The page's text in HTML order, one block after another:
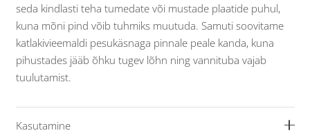
seda kindlasti teha tumedate või mustade plaatide puhul,
kuna mõni pind võib tuhmiks muutuda. Samuti soovitame
katlakivieemaldi pesukäsnaga pinnale peale kanda, kuna
pihustades jääb õhku tugev lõhn ning vannituba vajab
tuulutamist.
Kasutamine